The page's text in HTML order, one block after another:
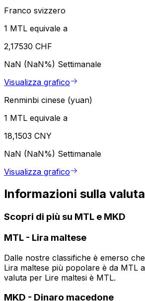
Franco svizzero
1 MTL equivale a
2,17530 CHF
NaN (NaN%) Settimanale
Visualizza grafico
Renminbi cinese (yuan)
1 MTL equivale a
18,1503 CNY
NaN (NaN%) Settimanale
Visualizza grafico
Informazioni sulla valuta
Scopri di più su MTL e MKD
MTL - Lira maltese
Dalle nostre classifiche è emerso
Lira maltese più popolare è da MTL
valuta per Lire maltesi è MTL.
MKD - Dinaro macedone